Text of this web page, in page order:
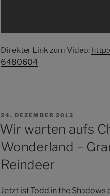
Direkter Link zum Video:
6480604
VERÖFFENTLICHT
AM
24. DEZEMBER 2012
Wir warten aufs
Wonderland –
Reindeer
Jetzt ist Todd in the Shadows